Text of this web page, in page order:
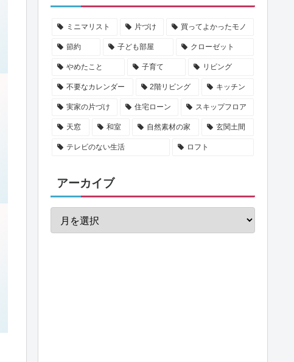
ミニマリスト 片づけ 買ってよかったモノ
節約 子ども部屋 クローゼット
やめたこと 子育て リビング
不要なカレンダー 2階リビング キッチン
実家の片づけ 住宅ローン スキップフロア
天窓 和室 自然素材の家 玄関土間
テレビのない生活 ロフト
アーカイブ